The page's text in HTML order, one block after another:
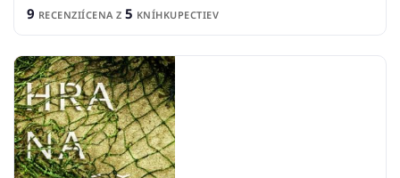
9 RECENZIÍCENA Z 5 KNÍHKUPECTIEV